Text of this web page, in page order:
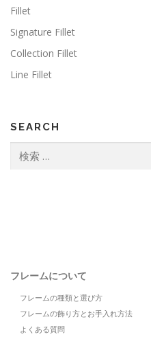
Fillet
Signature Fillet
Collection Fillet
Line Fillet
SEARCH
索:
フレームについて
フレームの種類と選び方
フレームの飾り方とお手入れ方法
よくある質問